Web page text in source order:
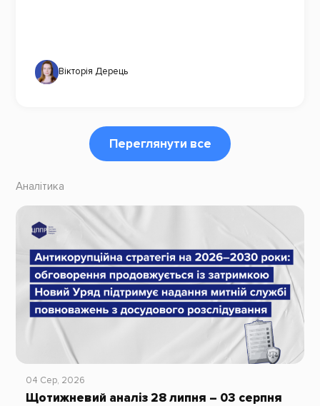
Вікторія Дерець
Переглянути все
Аналітика
04 Сер, 2026
Щотижневий аналіз 28 липня – 03 серпня